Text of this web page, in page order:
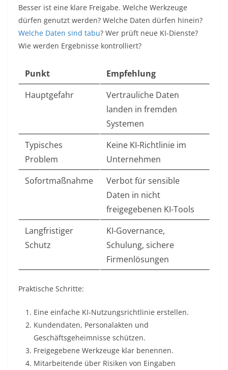
Besser ist eine klare Freigabe. Welche Werkzeuge
dürfen genutzt werden? Welche Daten dürfen hinein?
Welche Daten sind tabu? Wer prüft neue KI-Dienste?
Wie werden Ergebnisse kontrolliert?
Punkt
Empfehlung
Hauptgefahr
Vertrauliche Daten
landen in fremden
Systemen
Typisches
Problem
Keine KI-Richtlinie im
Unternehmen
Sofortmaßnahme
Verbot für sensible
Daten in nicht
freigegebenen KI-Tools
Langfristiger
Schutz
KI-Governance,
Schulung, sichere
Firmenlösungen
Praktische Schritte:
Eine einfache KI-Nutzungsrichtlinie erstellen.
Kundendaten, Personalakten und
Geschäftsgeheimnisse schützen.
Freigegebene Werkzeuge klar benennen.
Mitarbeitende über Risiken von Eingaben